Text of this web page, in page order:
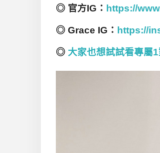
◎ 官方IG ： https://
◎ Grace IG： https://
◎ 大家也想試試看專屬